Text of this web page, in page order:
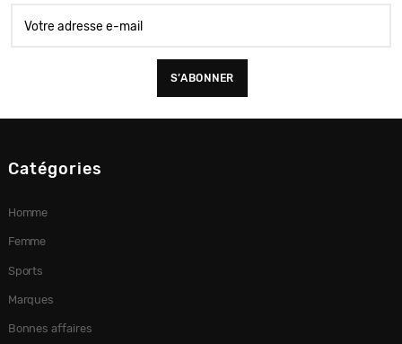
Catégories
Homme
Femme
Sports
Marques
Bonnes affaires